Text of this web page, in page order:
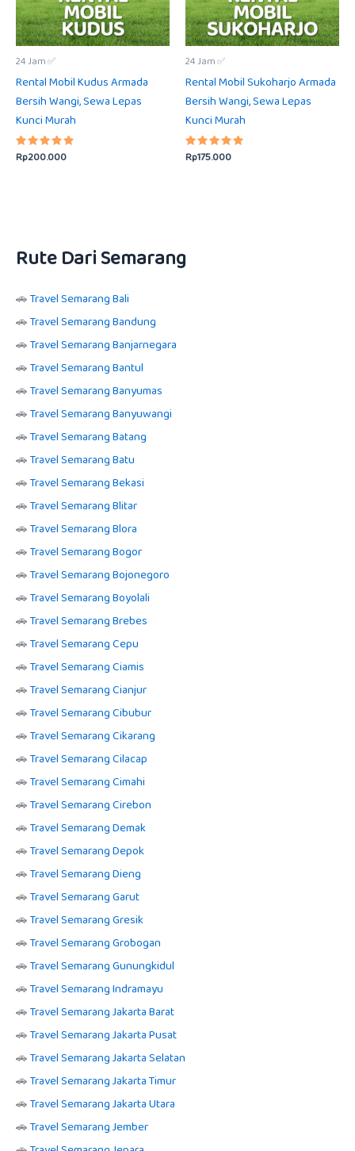
24 Jam ✅
Rental Mobil Kudus Armada
Bersih Wangi, Sewa Lepas
Kunci Murah
Dinilai
5.00
Rp200.000
24 Jam ✅
Rental Mobil Sukoharjo Armada
Bersih Wangi, Sewa Lepas
Kunci Murah
Dinilai
5.00
Rp175.000
Rute Dari Semarang
🚗Travel Semarang Bali
🚗Travel Semarang Bandung
🚗Travel Semarang Banjarnegara
🚗Travel Semarang Bantul
🚗Travel Semarang Banyumas
🚗Travel Semarang Banyuwangi
🚗Travel Semarang Batang
🚗Travel Semarang Batu
🚗Travel Semarang Bekasi
🚗Travel Semarang Blitar
🚗Travel Semarang Blora
🚗Travel Semarang Bogor
🚗Travel Semarang Bojonegoro
🚗Travel Semarang Boyolali
🚗Travel Semarang Brebes
🚗Travel Semarang Cepu
🚗Travel Semarang Ciamis
🚗Travel Semarang Cianjur
🚗Travel Semarang Cibubur
🚗Travel Semarang Cikarang
🚗Travel Semarang Cilacap
🚗Travel Semarang Cimahi
🚗Travel Semarang Cirebon
🚗Travel Semarang Demak
🚗Travel Semarang Depok
🚗Travel Semarang Dieng
🚗Travel Semarang Garut
🚗Travel Semarang Gresik
🚗Travel Semarang Grobogan
🚗Travel Semarang Gunungkidul
🚗Travel Semarang Indramayu
🚗Travel Semarang Jakarta Barat
🚗Travel Semarang Jakarta Pusat
🚗Travel Semarang Jakarta Selatan
🚗Travel Semarang Jakarta Timur
🚗Travel Semarang Jakarta Utara
🚗Travel Semarang Jember